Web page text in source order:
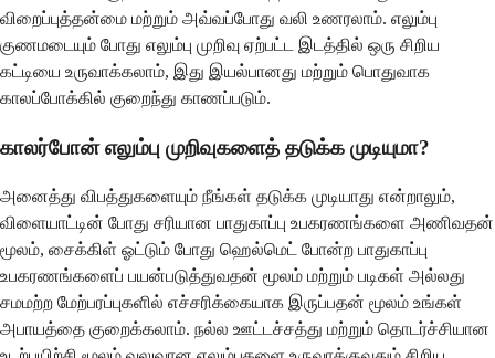
விறைப்புத்தன்மை மற்றும் அவ்வப்போது வலி உணரலாம். எலும்பு
குணமடையும் போது எலும்பு முறிவு ஏற்பட்ட இடத்தில் ஒரு சிறிய
கட்டியை உருவாக்கலாம், இது இயல்பானது மற்றும் பொதுவாக
காலப்போக்கில் குறைந்து காணப்படும்.
காலர்போன் எலும்பு முறிவுகளைத் தடுக்க முடியுமா?
அனைத்து விபத்துகளையும் நீங்கள் தடுக்க முடியாது என்றாலும்,
விளையாட்டின் போது சரியான பாதுகாப்பு உபகரணங்களை அணிவதன்
மூலம், சைக்கிள் ஓட்டும் போது ஹெல்மெட் போன்ற பாதுகாப்பு
உபகரணங்களைப் பயன்படுத்துவதன் மூலம் மற்றும் படிகள் அல்லது
சமமற்ற மேற்பரப்புகளில் எச்சரிக்கையாக இருப்பதன் மூலம் உங்கள்
அபாயத்தை குறைக்கலாம். நல்ல ஊட்டச்சத்து மற்றும் தொடர்ச்சியான